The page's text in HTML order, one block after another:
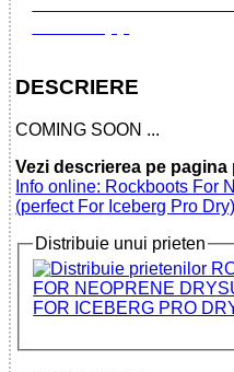
DESCRIERE
COMING SOON ...
Vezi descrierea pe
Info online: Rockboots For
(perfect For Iceberg Pro Dry)
Distribuie unui prieten